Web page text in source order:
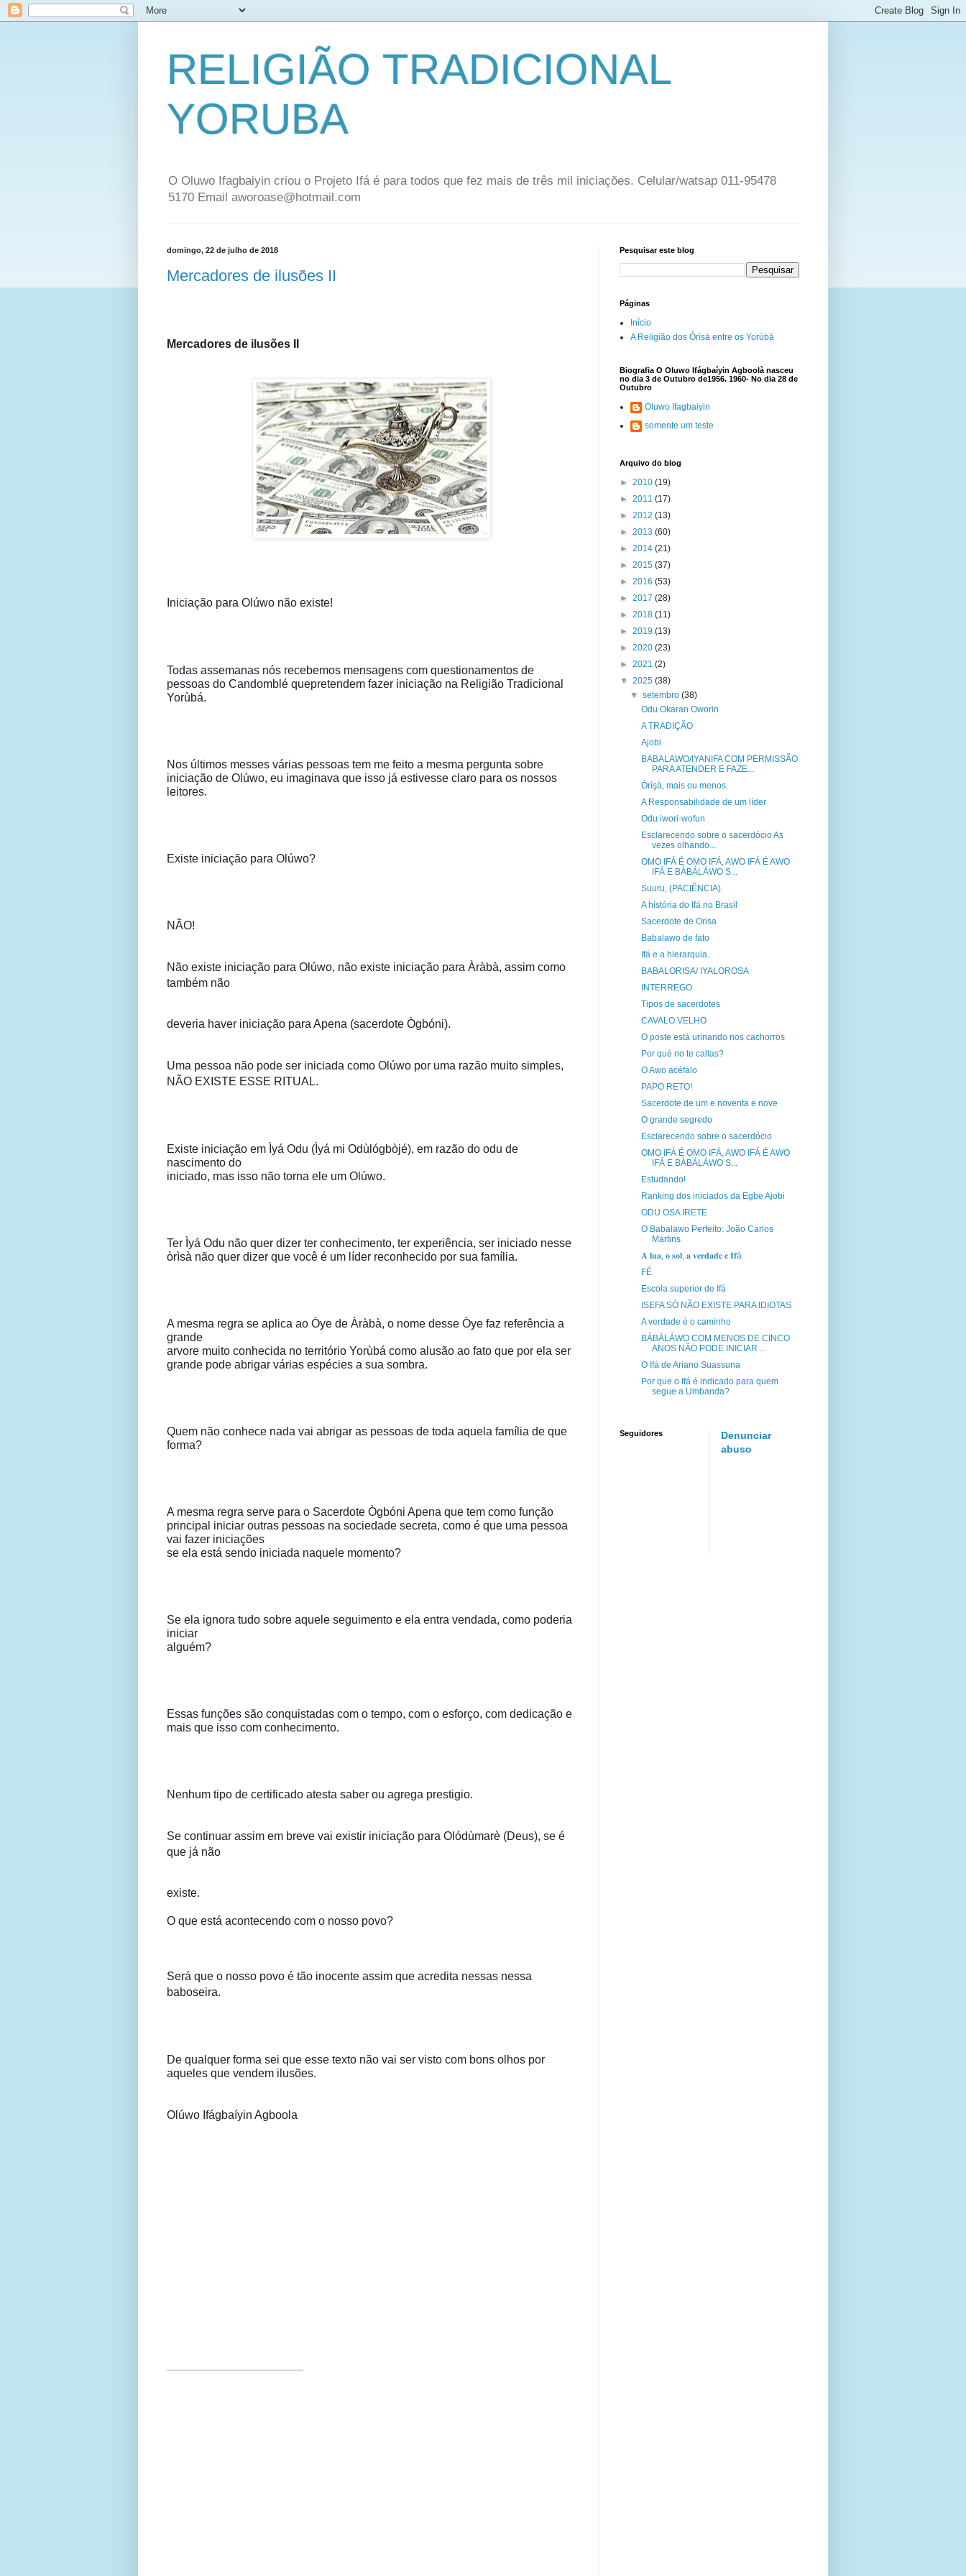
RELIGIÃO TRADICIONAL
YORUBA
O Oluwo Ifagbaiyin criou o Projeto Ifá é para todos que fez mais de três mil iniciações. Celular/watsap 011-95478
5170 Email aworoase@hotmail.com
domingo, 22 de julho de 2018
Mercadores de ilusões II
Mercadores de ilusões II
Iniciação para Olúwo não existe!
Todas assemanas nós recebemos mensagens com questionamentos de
pessoas do Candomblé quepretendem fazer iniciação na Religião Tradicional
Yorùbá.
Nos últimos messes várias pessoas tem me feito a mesma pergunta sobre
iniciação de Olúwo, eu imaginava que isso já estivesse claro para os nossos
leitores.
Existe iniciação para Olúwo?
NÃO!
Não existe iniciação para Olúwo, não existe iniciação para Àràbà, assim como
também não
deveria haver iniciação para Apena (sacerdote Ògbóni).
Uma pessoa não pode ser iniciada como Olúwo por uma razão muito simples,
NÃO EXISTE ESSE RITUAL.
Existe iniciação em Ìyá Odu (Ìyá mi Odùlógbòjé), em razão do odu de
nascimento do
iniciado, mas isso não torna ele um Olúwo.
Ter Ìyá Odu não quer dizer ter conhecimento, ter experiência, ser iniciado nesse
òrìsà não quer dizer que você é um líder reconhecido por sua família.
A mesma regra se aplica ao Òye de Àràbà, o nome desse Òye faz referência a
grande
arvore muito conhecida no território Yorùbá como alusão ao fato que por ela ser
grande pode abrigar várias espécies a sua sombra.
Quem não conhece nada vai abrigar as pessoas de toda aquela família de que
forma?
A mesma regra serve para o Sacerdote Ògbóni Apena que tem como função
principal iniciar outras pessoas na sociedade secreta, como é que uma pessoa
vai fazer iniciações
se ela está sendo iniciada naquele momento?
Se ela ignora tudo sobre aquele seguimento e ela entra vendada, como poderia
iniciar
alguém?
Essas funções são conquistadas com o tempo, com o esforço, com dedicação e
mais que isso com conhecimento.
Nenhum tipo de certificado atesta saber ou agrega prestigio.
Se continuar assim em breve vai existir iniciação para Olódùmarè (Deus), se é
que já não
existe.
O que está acontecendo com o nosso povo?
Será que o nosso povo é tão inocente assim que acredita nessas nessa
baboseira.
De qualquer forma sei que esse texto não vai ser visto com bons olhos por
aqueles que vendem ilusões.
Olúwo Ifágbaíyin Agboola
Pesquisar este blog
Páginas
Início
A Religião dos Òrìsà entre os Yorúbà
Biografia O Oluwo Ifágbaíyin Agboolà nasceu
no dia 3 de Outubro de1956. 1960- No dia 28 de
Outubro
Oluwo Ifagbaiyin
somente um teste
Arquivo do blog
► 2010 (19)
► 2011 (17)
► 2012 (13)
► 2013 (60)
► 2014 (21)
► 2015 (37)
► 2016 (53)
► 2017 (28)
► 2018 (11)
► 2019 (13)
► 2020 (23)
► 2021 (2)
▼ 2025 (38)
▼setembro(38)
Odu Okaran Oworin
A TRADIÇÃO
Ajobi
BABALAWO/IYANIFA COM PERMISSÃO
PARA ATENDER E FAZE...
Òrìşà, mais ou menos.
A Responsabilidade de um líder
Odu iwori-wofun
Esclarecendo sobre o sacerdócio As
vezes olhando...
OMO IFÁ É OMO IFÁ, AWO IFÁ É AWO
IFÁ E BÀBÁLÁWO S...
Suuru, (PACIÊNCIA).
A história do Ifá no Brasil
Sacerdote de Orisa
Babalawo de fato
Ifá e a hierarquia.
BABALORISA/ IYALOROSA
INTERREGO
Tipos de sacerdotes
CAVALO VELHO
O poste está urinando nos cachorros
Por qué no te callas?
O Awo acéfalo
PAPO RETO!
Sacerdote de um e noventa e nove
O grande segredo
Esclarecendo sobre o sacerdócio
OMO IFÁ É OMO IFÁ, AWO IFÁ É AWO
IFÁ E BÀBÁLÁWO S...
Estudando!
Ranking dos iniciados da Egbe Ajobi
ODU OSA IRETE
O Babalawo Perfeito: João Carlos
Martins
𝐀 𝐥𝐮𝐚, 𝐨 𝐬𝐨𝐥, 𝐚 𝐯𝐞𝐫𝐝𝐚𝐝𝐞 𝐞 𝐈𝐟á
FÉ
Escola superior de Ifá
ISEFA SÓ NÃO EXISTE PARA IDIOTAS
A verdade é o caminho
BÀBÀLÁWO COM MENOS DE CINCO
ANOS NÃO PODE INICIAR ...
O Ifá de Ariano Suassuna
Por que o Ifá é indicado para quem
segue a Umbanda?
Seguidores
Denunciar
abuso